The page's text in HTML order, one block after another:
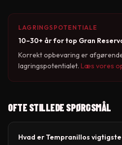
LAGRINGSPOTENTIALE
10–30+ år for top Gran
Korrekt opbevaring er
lagringspotentialet. Læs vores
OFTE STILLEDE SPØRGSMÅL
Hvad er Tempranillos